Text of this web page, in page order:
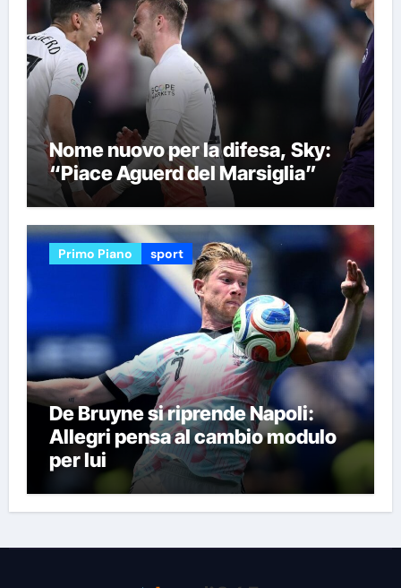
Nome nuovo per la difesa, Sky:
“Piace Aguerd del Marsiglia”
Primo Piano sport
De Bruyne si riprende Napoli:
Allegri pensa al cambio modulo
per lui